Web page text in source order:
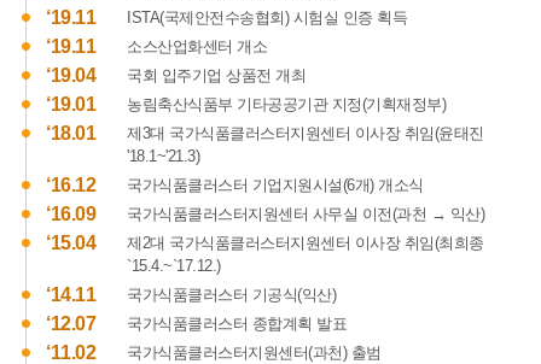
클
터
진
흥
(본
식
패
키
징
‘19.11 ISTA(국제안전수송협회) 시험실 인증 획득
‘19.11 소스산업화센터 개소
‘19.04 국회 입주기업 상품전 개최
‘19.01 농림축산식품부 기타공공기관 지정(기획재정부)
‘18.01
제3대 국가식품클러스터지원센터 이사장 취임(윤태진
'18.1~'21.3)
‘16.12 국가식품클러스터 기업지원시설(6개) 개소식
‘16.09 국가식품클러스터지원센터 사무실 이전(과천 → 익산)
‘15.04
제2대 국가식품클러스터지원센터 이사장 취임(최희종
`15.4.~`17.12.)
‘14.11 국가식품클러스터 기공식(익산)
‘12.07 국가식품클러스터 종합계획 발표
‘11.02 국가식품클러스터지원센터(과천) 출범